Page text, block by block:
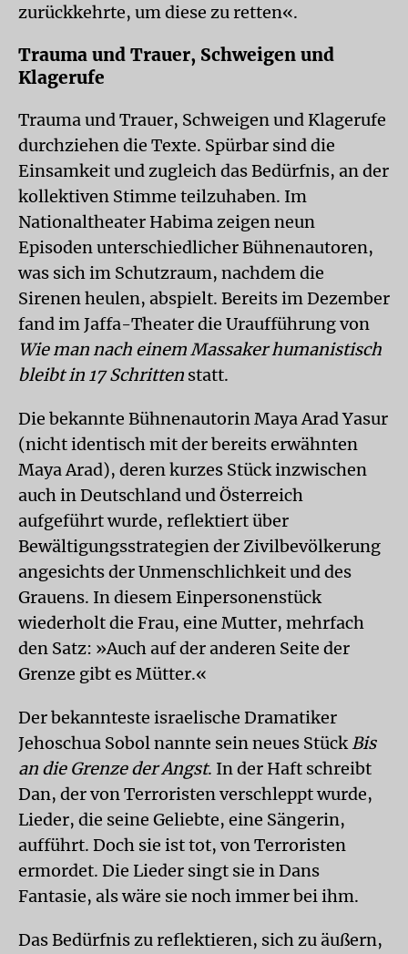
zurückkehrte, um diese zu retten«.
Trauma und Trauer, Schweigen und
Klagerufe
Trauma und Trauer, Schweigen und Klagerufe
durchziehen die Texte. Spürbar sind die
Einsamkeit und zugleich das Bedürfnis, an der
kollektiven Stimme teilzuhaben. Im
Nationaltheater Habima zeigen neun
Episoden unterschiedlicher Bühnenautoren,
was sich im Schutzraum, nachdem die
Sirenen heulen, abspielt. Bereits im Dezember
fand im Jaffa-Theater die Uraufführung von
Wie man nach einem Massaker humanistisch
bleibt in 17 Schritten statt.
Die bekannte Bühnenautorin Maya Arad Yasur
(nicht identisch mit der bereits erwähnten
Maya Arad), deren kurzes Stück inzwischen
auch in Deutschland und Österreich
aufgeführt wurde, reflektiert über
Bewältigungsstrategien der Zivilbevölkerung
angesichts der Unmenschlichkeit und des
Grauens. In diesem Einpersonenstück
wiederholt die Frau, eine Mutter, mehrfach
den Satz: »Auch auf der anderen Seite der
Grenze gibt es Mütter.«
Der bekannteste israelische Dramatiker
Jehoschua Sobol nannte sein neues StückBis
an die Grenze der Angst. In der Haft schreibt
Dan, der von Terroristen verschleppt wurde,
Lieder, die seine Geliebte, eine Sängerin,
aufführt. Doch sie ist tot, von Terroristen
ermordet. Die Lieder singt sie in Dans
Fantasie, als wäre sie noch immer bei ihm.
Das Bedürfnis zu reflektieren, sich zu äußern,